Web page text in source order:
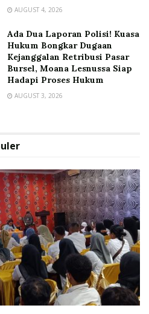
AUGUST 4, 2026
Ada Dua Laporan Polisi! Kuasa
Hukum Bongkar Dugaan
Kejanggalan Retribusi Pasar
Bursel, Moana Lesnussa Siap
Hadapi Proses Hukum
AUGUST 3, 2026